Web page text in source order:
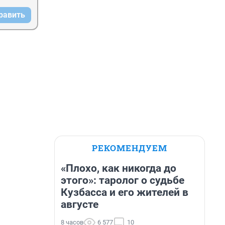
РЕКОМЕНДУЕМ
«Плохо, как никогда до
этого»: таролог о судьбе
Кузбасса и его жителей в
августе
8 часов 6 577 10